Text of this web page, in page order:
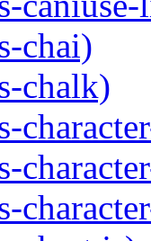
chai)
chalk)